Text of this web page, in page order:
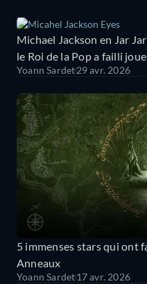
Michael Jackson en Jar
le Roi de la Pop a failli
Yoann Sardet29 avr. 2026
5 immenses stars qui ont
Anneaux
Yoann Sardet17 avr. 2026